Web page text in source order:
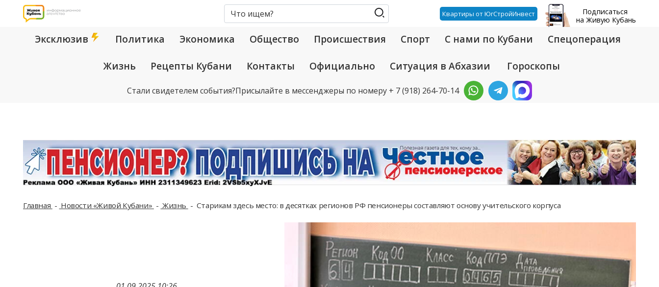
Квартиры от ЮгСтройИнвест
Подписаться
на Живую Кубань
Эксклюзив Политика Экономика Общество Происшествия Спорт С нами по Кубани Спецоперация
Жизнь Рецепты Кубани Контакты Официально Ситуация в Абхазии Гороскопы
Стали свидетелем события?Присылайте в мессенджеры по номеру + 7 (918) 264-70-14
Главная Новости «Живой Кубани» Жизнь Старикам здесь место: в десятках регионов РФ пенсионеры составляют основу учительского корпуса